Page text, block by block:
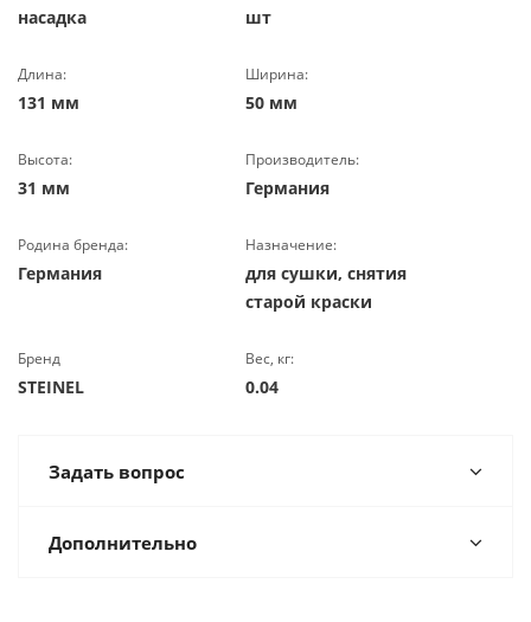
насадка шт
Длина:
131 мм
Ширина:
50 мм
Высота:
31 мм
Производитель:
Германия
Родина бренда:
Германия
Назначение:
для сушки, снятия
старой краски
Бренд
STEINEL
Вес, кг:
0.04
Задать вопрос
Дополнительно